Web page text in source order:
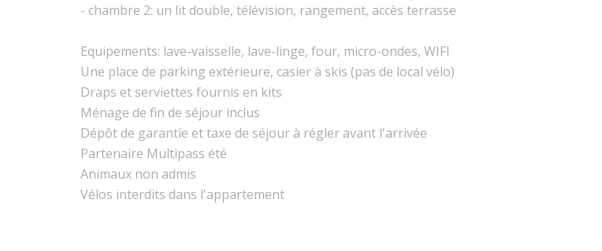
- chambre 2: un lit double, télévision, rangement, accès terrasse
Equipements: lave-vaisselle, lave-linge, four, micro-ondes, WIFI
Une place de parking extérieure, casier à skis (pas de local vélo)
Draps et serviettes fournis en kits
Ménage de fin de séjour inclus
Dépôt de garantie et taxe de séjour à régler avant l'arrivée
Partenaire Multipass été
Animaux non admis
Vélos interdits dans l'appartement